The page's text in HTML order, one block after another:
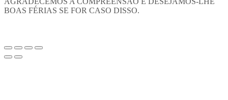
BOAS FÉRIAS SE FOR CASO DISSO.